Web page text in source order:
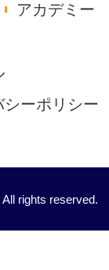
アカデミー
シーポリシー
rights reserved.